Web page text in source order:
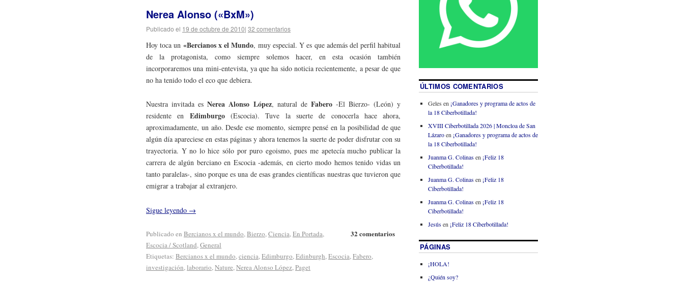
Nerea Alonso («BxM»)
Publicado el 19 de octubre de 2010| 32 comentarios
Hoy toca un «Bercianos x el Mundo, muy especial. Y es que además del perfil habitual
de la protagonista, como siempre solemos hacer, en esta ocasión también
incorporaremos una mini-entevista, ya que ha sido noticia recientemente, a pesar de que
no ha tenido todo el eco que debiera.
Nuestra invitada esNerea Alonso López, natural de Fabero-El Bierzo- (León) y
residente en Edimburgo(Escocia). Tuve la suerte de conocerla hace ahora,
aproximadamente, un año. Desde ese momento, siempre pensé en la posibilidad de que
algún día apareciese en estas páginas y ahora tenemos la suerte de poder disfrutar con su
trayectoria. Y no lo hice sólo por puro egoismo, pues me apetecía mucho publicar la
carrera de algún berciano en Escocia -además, en cierto modo hemos tenido vidas un
tanto paralelas-, sino porque es una de esas grandes científicas nuestras que tuvieron que
emigrar a trabajar al extranjero.
Sigue leyendo →
32 comentarios
Publicado en Bercianos x el mundo,Bierzo,Ciencia,En Portada,
Escocia / Scotland,General
Etiquetas: Bercianos x el mundo,ciencia,Edimburgo,Edinburgh,Escocia,Fabero,
investigación,laborario,Nature,Nerea Alonso López,Paget
ÚLTIMOS COMENTARIOS
Geles en ¡Ganadores y programa de actos de
la 18 Ciberbotillada!
XVIII Ciberbotillada 2026 | Moncloa de San
Lázaroen ¡Ganadores y programa de actos de
la 18 Ciberbotillada!
Juanma G. Colinasen ¡Feliz 18
Ciberbotillada!
Juanma G. Colinasen ¡Feliz 18
Ciberbotillada!
Juanma G. Colinasen ¡Feliz 18
Ciberbotillada!
Jesúsen ¡Feliz 18 Ciberbotillada!
PÁGINAS
¡HOLA!
¿Quién soy?